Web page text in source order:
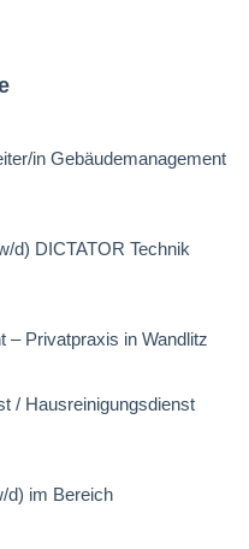
in Gebäudemanagement
d) DICTATOR Technik
– Privatpraxis in Wandlitz
/ Hausreinigungsdienst
d) im Bereich